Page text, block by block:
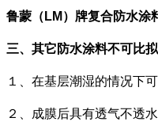
鲁蒙（ LM ）牌复合防水涂
三、其它防水涂料不可比
１、在基层潮湿的情况下
２、成膜后具有透气不透